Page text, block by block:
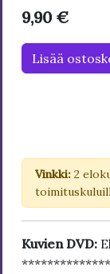
9,90 €
Lisää
Vinkki: 2
Kuvien DVD: